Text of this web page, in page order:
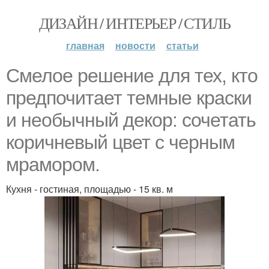
ДИЗАЙН / ИНТЕРЬЕР / СТИЛЬ
главная новости статьи
Смелое решение для тех, кто
предпочитает темные краски
и необычный декор: сочетать
коричневый цвет с черным
мрамором.
Кухня - гостиная, площадью - 15 кв. м